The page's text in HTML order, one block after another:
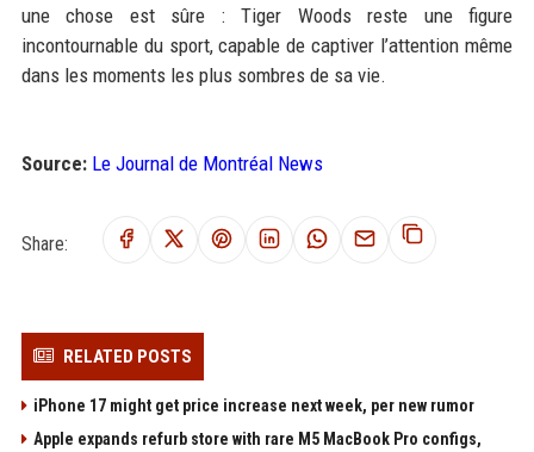
une chose est sûre : Tiger Woods reste une figure
incontournable du sport, capable de captiver l’attention même
dans les moments les plus sombres de sa vie.
Source: Le Journal de Montréal News
Share:
RELATED POSTS
iPhone 17 might get price increase next week, per new rumor
Apple expands refurb store with rare M5 MacBook Pro configs,